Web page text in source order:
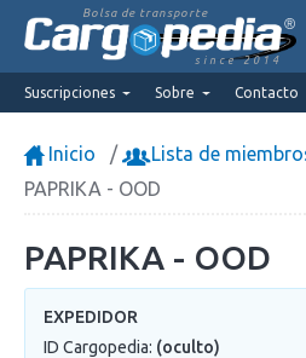
Bolsa de transporte
since 2014
Suscripciones Sobre Contacto
Inicio
Lista de
PAPRIKA - OOD
PAPRIKA - OOD
EXPEDIDOR
ID Cargopedia: (oculto)